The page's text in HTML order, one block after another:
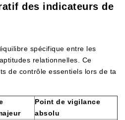
des indicateurs de
spécifique entre les
relationnelles. Ce
de contrôle essentiels lors de ta
Point de vigilance
absolu